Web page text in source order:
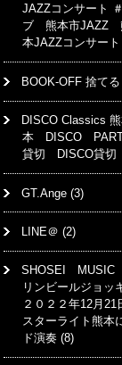
JAZZコンサート
ブ 熊本市JAZZ
本JAZZコンサート
BOOK-OFF 捨て
DISCO Classics
本 DISCO
貸切 DISCO貸
GT.Ange (3)
LINE＠ (2)
SHOSEI
リンビールジョッ
２０２２年12月
スターライト熊
ド演奏 (8)